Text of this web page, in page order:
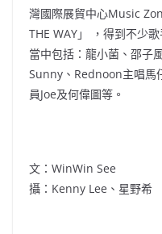
灣國際展貿中心Music
THE WAY」 ，得到不少
當中包括：龍小菌、邵子
Sunny、Rednoon主唱
員Joe及何偉圖等。
文：WinWin See
攝：Kenny Lee、星野希